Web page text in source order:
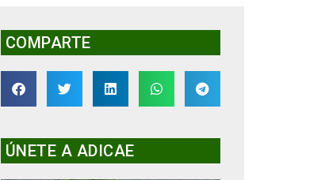
COMPARTE
ÚNETE A ADICAE